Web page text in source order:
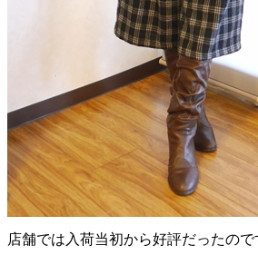
店舗では入荷当初から好評だったので